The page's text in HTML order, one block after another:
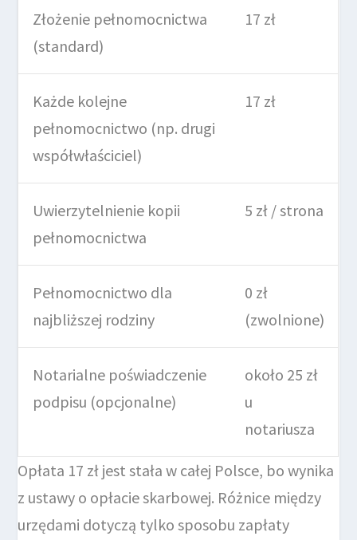
Złożenie pełnomocnictwa
(standard)
17 zł
Każde kolejne
pełnomocnictwo (np. drugi
współwłaściciel)
17 zł
Uwierzytelnienie kopii
pełnomocnictwa
5 zł / strona
Pełnomocnictwo dla
najbliższej rodziny
0 zł
(zwolnione)
Notarialne poświadczenie
podpisu (opcjonalne)
około 25 zł
u
notariusza
Opłata 17 zł jest stała w całej Polsce, bo wynika
z ustawy o opłacie skarbowej. Różnice między
urzędami dotyczą tylko sposobu zapłaty